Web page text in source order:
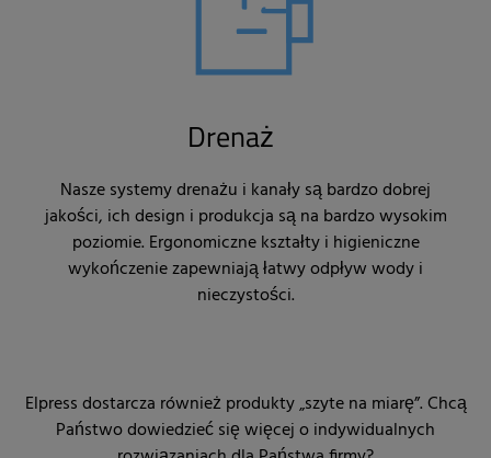
Drenaż
Nasze systemy drenażu i kanały są bardzo dobrej
jakości, ich design i produkcja są na bardzo wysokim
poziomie. Ergonomiczne kształty i higieniczne
wykończenie zapewniają łatwy odpływ wody i
nieczystości.
Elpress dostarcza również produkty „szyte na miarę”. Chcą
Państwo dowiedzieć się więcej o indywidualnych